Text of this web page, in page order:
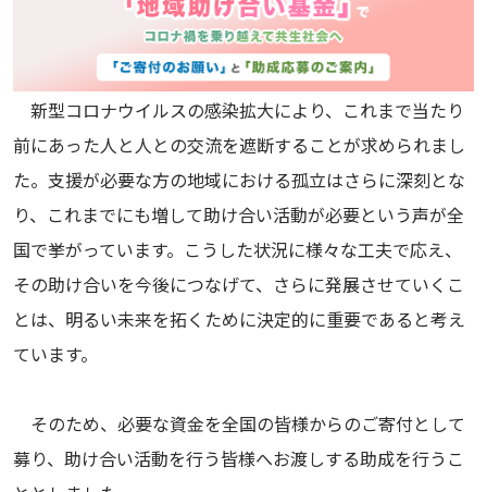
新型コロナウイルスの感染拡大により、これまで当たり
前にあった人と人との交流を遮断することが求められまし
た。支援が必要な方の地域における孤立はさらに深刻とな
り、これまでにも増して助け合い活動が必要という声が全
国で挙がっています。こうした状況に様々な工夫で応え、
その助け合いを今後につなげて、さらに発展させていくこ
とは、明るい未来を拓くために決定的に重要であると考え
ています。
そのため、必要な資金を全国の皆様からのご寄付として
募り、助け合い活動を行う皆様へお渡しする助成を行うこ